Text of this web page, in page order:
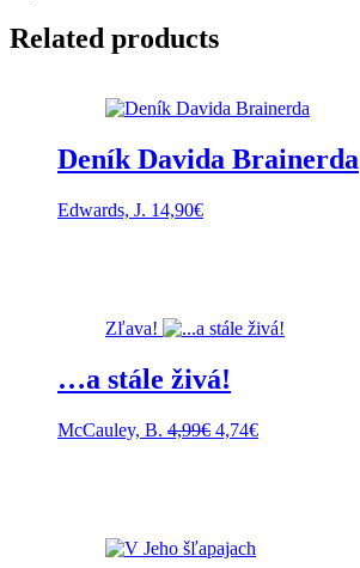
Related products
Deník Davida Brainerda
Edwards, J. 14,90€
Zľava!
…a stále živá!
McCauley, B. 4,99€ Pôvodná
4,74€Aktuálna